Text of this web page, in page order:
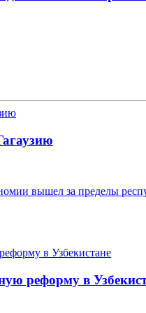
вышел за пределы
реформу в